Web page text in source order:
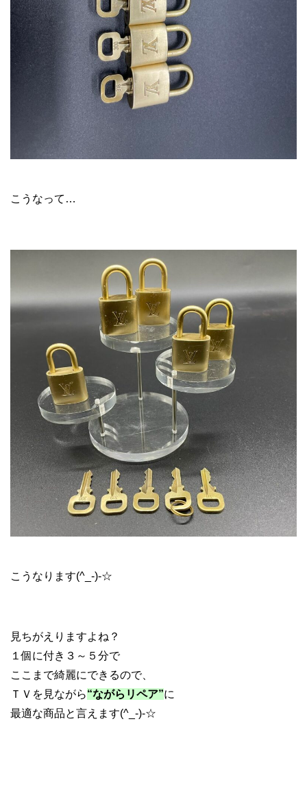
こうなって…
こうなります(^_-)-☆
見ちがえりますよね？
１個に付き３～５分で
ここまで綺麗にできるので、
ＴＶを見ながら“ながらリペア”に
最適な商品と言えます(^_-)-☆